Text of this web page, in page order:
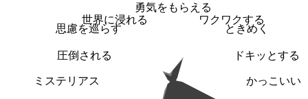
勇気をもらえる
ワクワクする
ときめく
ドキッとする
かっこいい
ミステリアス
圧倒される
思慮を巡らす
世界に浸れる